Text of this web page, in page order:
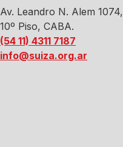
Av. Leandro N. Alem 1074,
10º Piso, CABA.
(54 11) 4311 7187
info@suiza.org.ar